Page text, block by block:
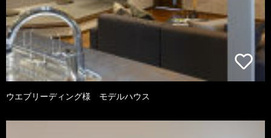
ウエブリーディング様 モデルハウス